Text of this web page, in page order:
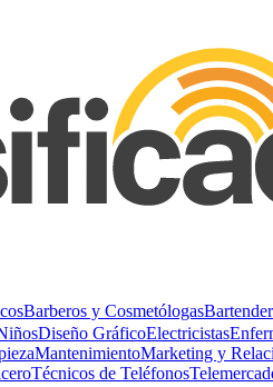
Barberos y Cosmetólogas
Diseño GráficoElectricistas
MantenimientoMarketing y
Técnicos de Teléfonos